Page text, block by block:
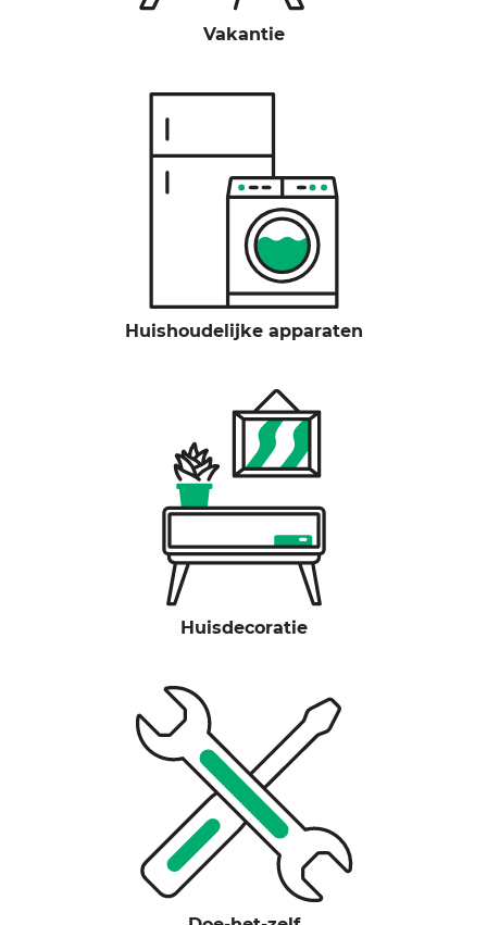
Vakantie
Huishoudelijke apparaten
Huisdecoratie